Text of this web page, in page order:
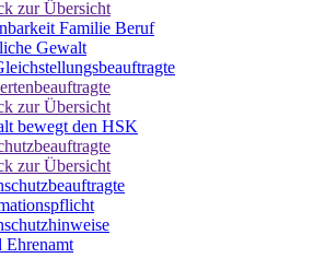
zur Übersicht
Familie Beruf
Gewalt
zur Übersicht
bewegt den HSK
zur Übersicht
Ehrenamt